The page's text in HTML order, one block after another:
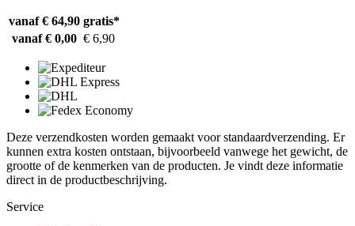
vanaf € 64,90 gratis*
vanaf € 0,00 € 6,90
Deze verzendkosten worden gemaakt voor standaardverzending. Er
kunnen extra kosten ontstaan, bijvoorbeeld vanwege het gewicht, de
grootte of de kenmerken van de producten. Je vindt deze informatie
direct in de productbeschrijving.
Service